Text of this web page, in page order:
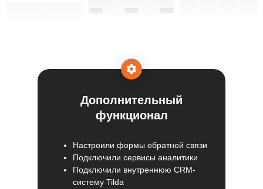
Дополнительный
функционал
Настроили формы обратной связи
Подключили сервисы аналитики
Подключили внутреннюю CRM-
систему Tilda